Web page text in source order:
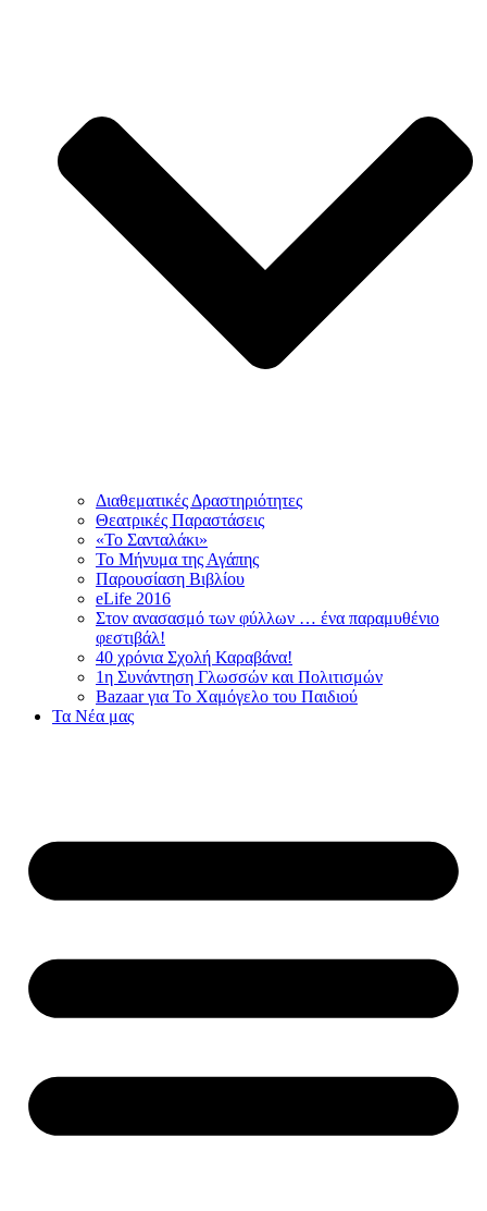
Διαθεματικές Δραστηριότητες
Θεατρικές Παραστάσεις
«Το Σανταλάκι»
Το Mήνυμα της Αγάπης
Παρουσίαση Βιβλίου
eLife 2016
Στον ανασασμό των φύλλων … ένα παραμυθένιο
φεστιβάλ!
40 χρόνια Σχολή Καραβάνα!
1η Συνάντηση Γλωσσών και Πολιτισμών
Bazaar για Το Χαμόγελο του Παιδιού
Τα Νέα μας